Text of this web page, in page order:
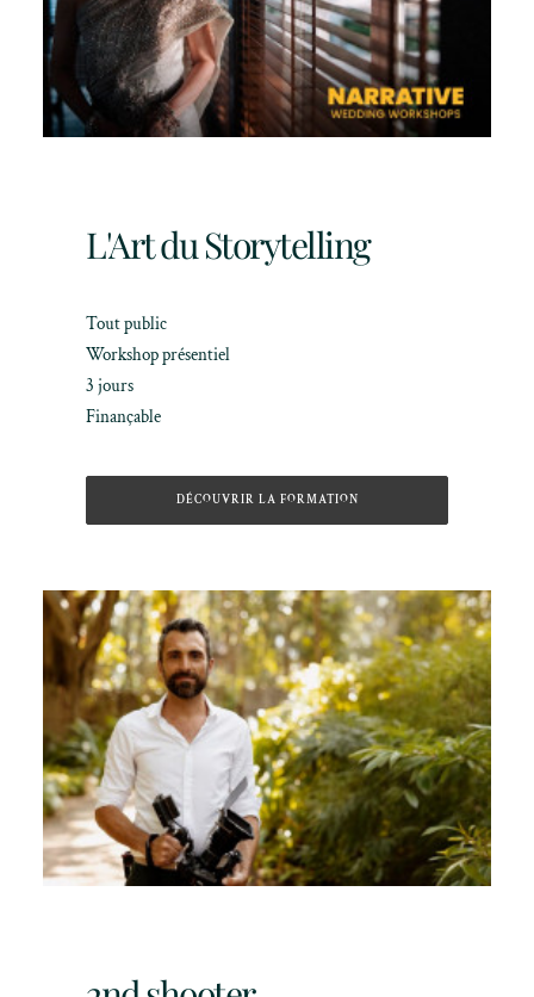
L'Art du Storytelling
Tout public
Workshop présentiel
3 jours
Finançable
DÉCOUVRIR LA FORMATION